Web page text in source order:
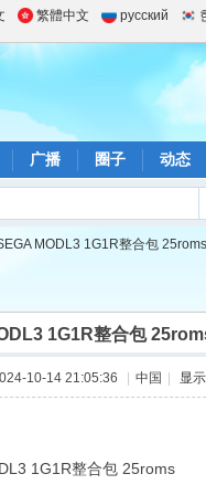
繁體中文 русский
广播 圈子 动态
MODL3 1G1R整合包
1G1R整合包
10-14 21:05:36 中国 显
1G1R整合包 25roms